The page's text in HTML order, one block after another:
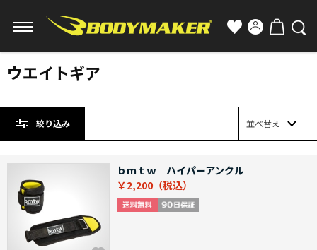
ウエイトギア
絞り込み 並べ替え
ｂｍｔｗ ハイパーアンクル
￥2,200